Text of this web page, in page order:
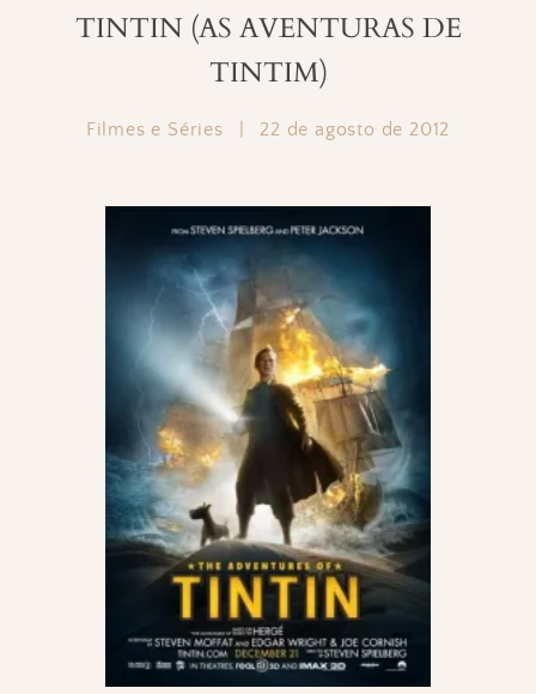
TINTIN (AS AVENTURAS DE
TINTIM)
Filmes e Séries 22 de agosto de 2012